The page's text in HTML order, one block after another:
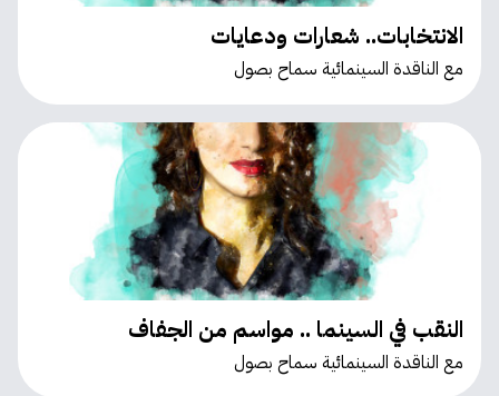
الانتخابات.. شعارات ودعايات
مع الناقدة السينمائية سماح بصول
النقب في السينما .. مواسم من الجفاف
مع الناقدة السينمائية سماح بصول